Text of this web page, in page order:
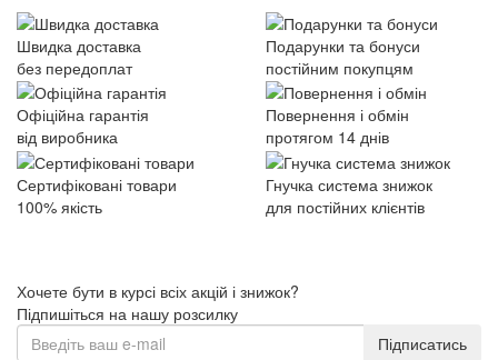
Швидка доставка
без передоплат
Подарунки та бонуси
постійним покупцям
Офіційна гарантія
від виробника
Повернення і обмін
протягом 14 днів
Сертифіковані товари
100% якість
Гнучка система знижок
для постійних клієнтів
Хочете бути в курсі всіх акцій і знижок?
Підпишіться на нашу розсилку
Підписатись